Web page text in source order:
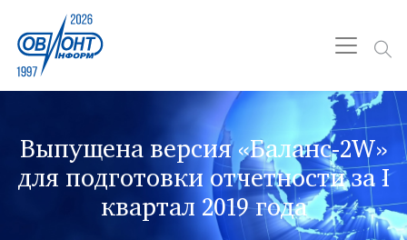
Выпущена версия «Баланс-2W»
для подготовки отчетности за I
квартал 2019 года